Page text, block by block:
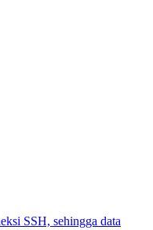
SSH, sehingga data